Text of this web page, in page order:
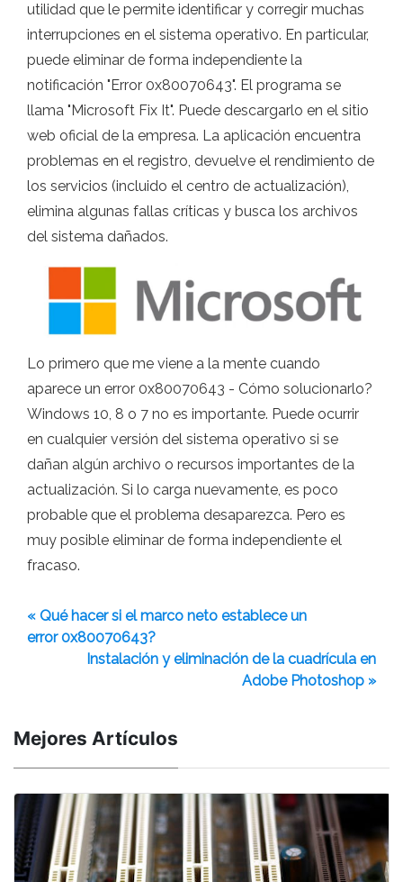
utilidad que le permite identificar y corregir muchas
interrupciones en el sistema operativo. En particular,
puede eliminar de forma independiente la
notificación "Error 0x80070643". El programa se
llama "Microsoft Fix It". Puede descargarlo en el sitio
web oficial de la empresa. La aplicación encuentra
problemas en el registro, devuelve el rendimiento de
los servicios (incluido el centro de actualización),
elimina algunas fallas críticas y busca los archivos
del sistema dañados.
Lo primero que me viene a la mente cuando
aparece un error 0x80070643 - Cómo solucionarlo?
Windows 10, 8 o 7 no es importante. Puede ocurrir
en cualquier versión del sistema operativo si se
dañan algún archivo o recursos importantes de la
actualización. Si lo carga nuevamente, es poco
probable que el problema desaparezca. Pero es
muy posible eliminar de forma independiente el
fracaso.
« Qué hacer si el marco neto establece un
error 0x80070643?
Instalación y eliminación de la cuadrícula en
Adobe Photoshop »
Mejores Artículos